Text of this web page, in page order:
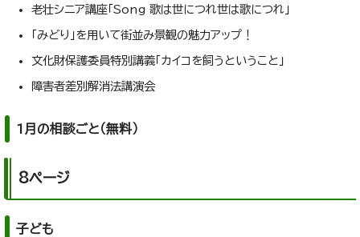
老壮シニア講座「Song 歌は世につれ世は歌につれ」
「みどり」を用いて街並み景観の魅力アップ！
文化財保護委員特別講義「カイコを飼うということ」
障害者差別解消法講演会
1月の相談ごと（無料）
8ページ
子ども